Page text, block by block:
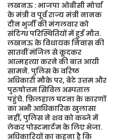
लखनऊ : भाजपा ओबीसी मोर्चा
के मंत्री व पूर्व राज्य मंत्री नानक
दीन भुर्जी की मंगलवार को
संदिग्ध परिस्थितियों में हुई मौत.
लखनऊ के विधायक निवास की
सातवीं मंजिल से कूदकर
आत्महत्या करने की बात आयी
सामने. पुलिस के वरिष्ठ
अधिकारी मौके पर, बेटे उत्तम और
पुरुषोत्तम सिविल अस्पताल
पहुंचे. फ़िलहाल घटना के कारणों
का अभी आधिकारिक खुलासा
नहीं, पुलिस ने शव को कब्जे में
लेकर पोस्टमार्टम के लिए भेजा.
अधिकारियों का कहना है कि